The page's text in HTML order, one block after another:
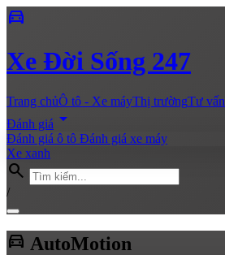
directions_car
Xe Đời Sống 247
Trang chủÔ tô - Xe máyThị trườngTư vấn
Đánh giá arrow_drop_down
Đánh giá ô tô Đánh giá xe máy
Xe xanh
search
/
directions_car AutoMotion